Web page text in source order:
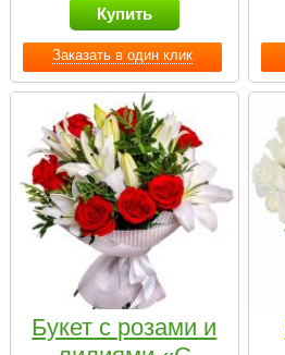
Заказать в один клик
Купить
Букет с розами и